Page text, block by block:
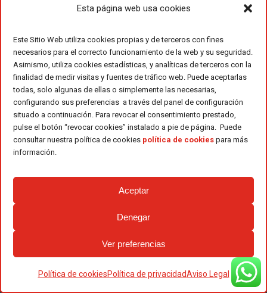
Esta página web usa cookies
Este Sitio Web utiliza cookies propias y de terceros con fines
necesarios para el correcto funcionamiento de la web y su seguridad.
Asimismo, utiliza cookies estadísticas, y analíticas de terceros con la
finalidad de medir visitas y fuentes de tráfico web. Puede aceptarlas
todas, solo algunas de ellas o simplemente las necesarias,
configurando sus preferencias a través del panel de configuración
situado a continuación. Para revocar el consentimiento prestado,
pulse el botón “revocar cookies” instalado a pie de página. Puede
consultar nuestra política de cookies política de cookies para más
información.
Aceptar
Denegar
Ver preferencias
Política de cookiesPolítica de privacidadAviso Legal
Equipo
Noticias
Blog
Contacto
Condiciones legales